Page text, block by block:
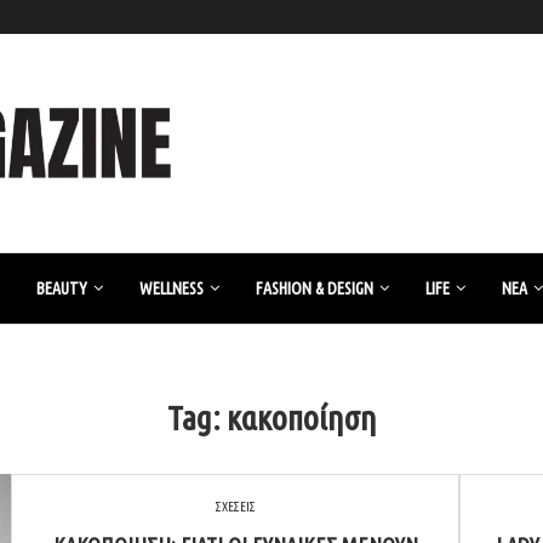
BEAUTY WELLNESS FASHION & DESIGN LIFE ΝΈΑ
Tag: κακοποίηση
ΣΧΕΣΕΙΣ